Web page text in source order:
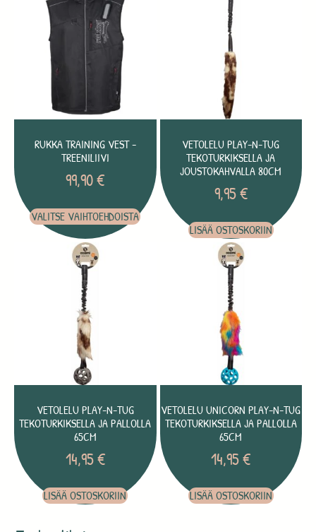
RUKKA TRAINING VEST -
TREENILIIVI
99,90€
VALITSE VAIHTOEHDOISTA
VETOLELU PLAY-N-TUG
TEKOTURKIKSELLA JA
JOUSTOKAHVALLA 80CM
9,95€
LISÄÄ OSTOSKORIIN
VETOLELU PLAY-N-TUG
TEKOTURKIKSELLA JA PALLOLLA
65CM
14,95€
LISÄÄ OSTOSKORIIN
VETOLELU UNICORN PLAY-N-TUG
TEKOTURKIKSELLA JA PALLOLLA
65CM
14,95€
LISÄÄ OSTOSKORIIN